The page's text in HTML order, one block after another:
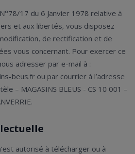
17 du 6 Janvier 1978 relative à
et aux libertés, vous disposez
de rectification et de
vous concernant. Pour exercer ce
adresser par e-mail à :
beus.fr ou par courrier à l’adresse
– MAGASINS BLEUS - CS 10 001 –
autorisé à télécharger ou à